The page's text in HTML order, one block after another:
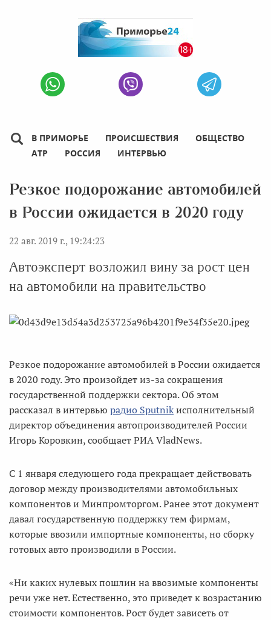
В ПРИМОРЬЕ ПРОИСШЕСТВИЯ
ОБЩЕСТВО
АТР
РОССИЯ ИНТЕРВЬЮ
Резкое подорожание автомобилей
в России ожидается в 2020 году
22 авг. 2019 г., 19:24:23
Автоэксперт возложил вину за рост цен
на автомобили на правительство
Резкое подорожание автомобилей в России ожидается
в 2020 году. Это произойдет из-за сокращения
государственной поддержки сектора. Об этом
рассказал в интервью радио Sputnikисполнительный
директор объединения автопроизводителей России
Игорь Коровкин, сообщает РИА VladNews.
С 1 января следующего года прекращает действовать
договор между производителями автомобильных
компонентов и Минпромторгом. Ранее этот документ
давал государственную поддержку тем фирмам,
которые ввозили импортные компоненты, но сборку
готовых авто производили в России.
«Ни каких нулевых пошлин на ввозимые компоненты
речи уже нет. Естественно, это приведет к возрастанию
стоимости компонентов. Рост будет зависеть от